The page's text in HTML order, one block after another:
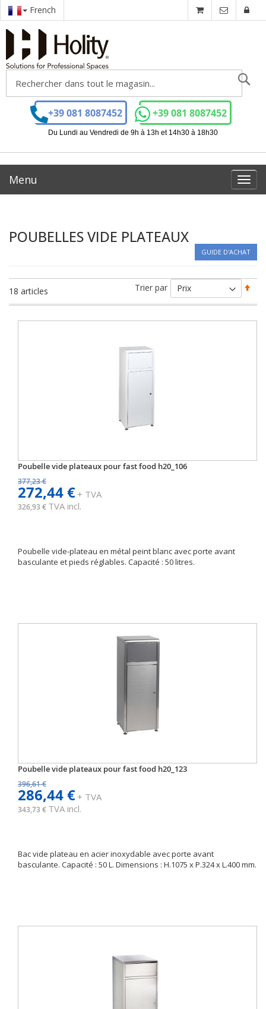
French
+39 081 8087452 +39 081 8087452
Du Lundi au Vendredi de 9h à 13h et 14h30 à 18h30
Menu
POUBELLES VIDE PLATEAUX
GUIDE D'ACHAT
18 articles Trier par
Poubelle vide plateaux pour fast food h20_106
377,23 €
272,44 €+ TVA
326,93 € TVA incl.
Poubelle vide-plateau en métal peint blanc avec porte avant
basculante et pieds réglables. Capacité : 50 litres.
Poubelle vide plateaux pour fast food h20_123
396,61 €
286,44 €+ TVA
343,73 € TVA incl.
Bac vide plateau en acier inoxydable avec porte avant
basculante. Capacité : 50 L. Dimensions : H.1075 x P.324 x L.400 mm.